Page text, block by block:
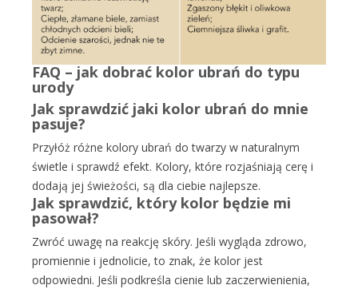
FAQ – jak dobrać kolor ubrań do typu
urody
Jak sprawdzić jaki kolor ubrań do mnie
pasuje?
Przyłóż różne kolory ubrań do twarzy w naturalnym
świetle i sprawdź efekt. Kolory, które rozjaśniają cerę i
dodają jej świeżości, są dla ciebie najlepsze.
Jak sprawdzić, który kolor będzie mi
pasował?
Zwróć uwagę na reakcję skóry. Jeśli wygląda zdrowo,
promiennie i jednolicie, to znak, że kolor jest
odpowiedni. Jeśli podkreśla cienie lub zaczerwienienia,